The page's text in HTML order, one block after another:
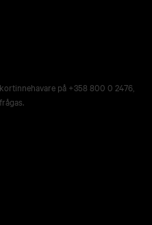
på +358 800 0 2476,